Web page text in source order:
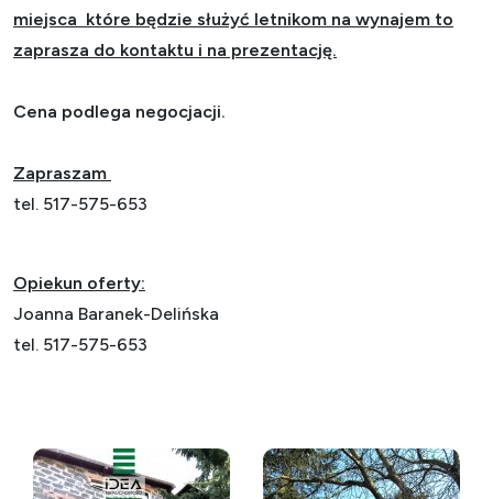
miejsca które będzie służyć letnikom na wynajem to
zaprasza do kontaktu i na prezentację.
Cena podlega negocjacji.
Zapraszam
tel. 517-575-653
Opiekun oferty:
Joanna Baranek-Delińska
tel. 517-575-653